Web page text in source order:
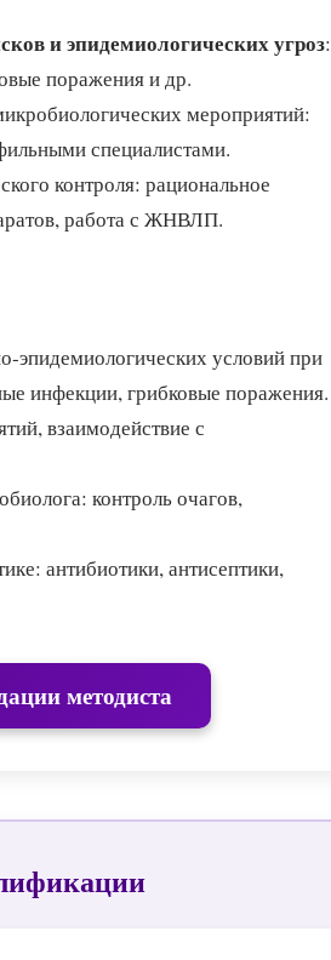
и эпидемиологических угроз:
поражения и др.
мероприятий:
специалистами.
контроля: рациональное
работа с ЖНВЛП.
эпидемиологических условий при
инфекции, грибковые поражения.
взаимодействие с
контроль очагов,
антибиотики, антисептики,
методиста